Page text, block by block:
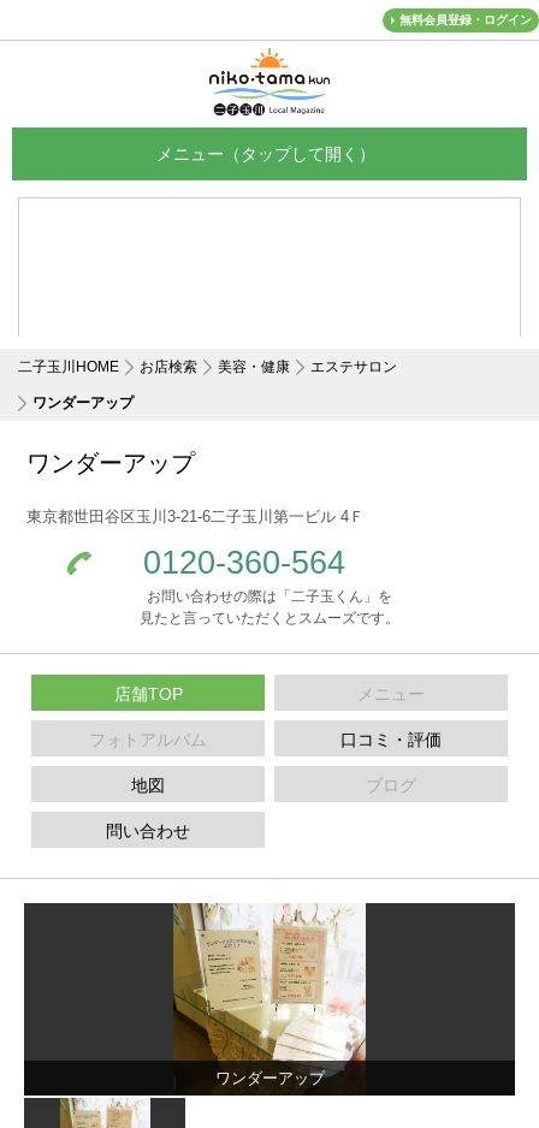
無料会員登録・ログイン
二子玉川HOME お店検索 美容・健康 エステサロン
ワンダーアップ
ワンダーアップ
東京都世田谷区玉川3-21-6二子玉川第一ビル 4Ｆ
0120-360-564
お問い合わせの際は「二子玉くん」を
見たと言っていただくとスムーズです。
店舗TOP メニュー
フォトアルバム 口コミ・評価
地図 ブログ
問い合わせ
ワンダーアップ
メニュー